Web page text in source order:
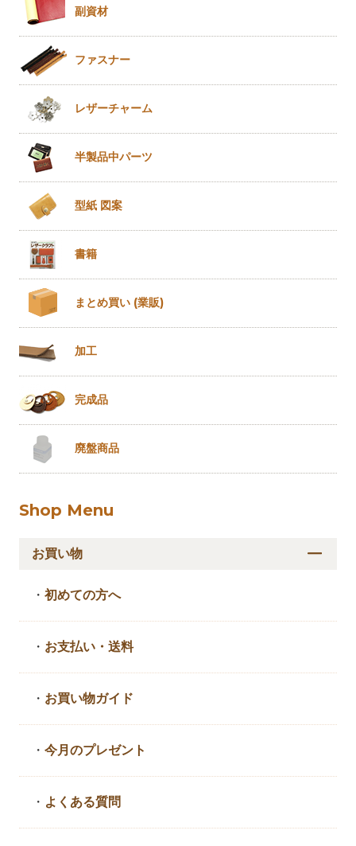
副資材
ファスナー
レザーチャーム
半製品中パーツ
型紙 図案
書籍
まとめ買い (業販)
加工
完成品
廃盤商品
Shop Menu
お買い物
・初めての方へ
・ お支払い・送料
・ お買い物ガイド
・今月のプレゼント
・ よくある質問